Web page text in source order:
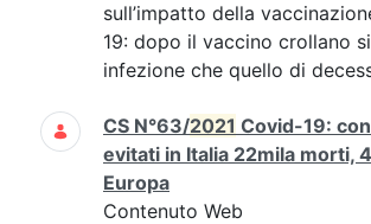
sull’impatto della
19: dopo il vaccino crollano
infezione che quello di
CS N°63/2021 Covid-19:
evitati in Italia 22mila morti,
Europa
Contenuto Web